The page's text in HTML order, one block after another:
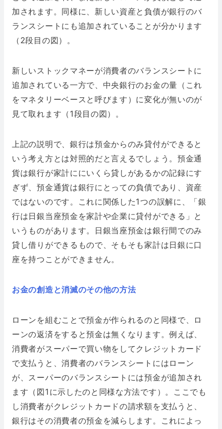
加されます。同様に、新しい資産と負債が銀行のバ
ランスシートにも追加されていることが分かります
（2段目の図）。
新しいストックマネーが消費者のバランスシートに
追加されている一方で、中央銀行のお金の量（これ
をマネタリーベースと呼びます）に変化が無いのが
見て取れます（1段目の図）。
上記の説明で、銀行は預金からのみ貸付ができると
いう考え方とは対照的だと言えるでしょう。預金通
貨は銀行が家計ににいくら貸しがあるかの記録にす
ぎず、預金通貨は銀行にとっての負債であり、資産
ではないのです。これに関係した1つの誤解に、「銀
行は日銀当座預金を家計や企業に貸付ができる」と
いうものがあります。日銀当座預金は銀行間でのみ
貸し借りができるもので、そもそも家計は日銀に口
座を持つことができません。
お金の創造と消滅のその他の方法
ローンを組むことで預金が作られるのと同様で、ロ
ーンの返済をすると預金は無くなります。例えば、
消費者がスーパーで買い物をしてクレジットカード
で支払うと、消費者のバランスシートにはローン
が、スーパーのバランスシートには預金が追加され
ます（図1に示したのと同様な方法です）。ここでも
し消費者がクレジットカードの請求額を支払うと、
銀行はその消費者の預金を減らします。これによっ